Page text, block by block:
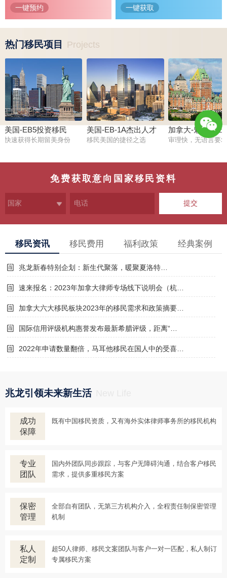
一键预约 一键获取
热门移民项目 Projects
美国-EB5投资移民
快速获得长期留美身份
美国-EB-1A杰出人才
移民美国的捷径之选
加拿大-魁省杰出
审理快，无语言要
免费获取意向国家移民资料
提交
移民资讯 移民费用 福利政策 经典案例
兆龙新春特别企划：新生代聚落，暖聚夏洛特…
速来报名：2023年加拿大律师专场线下说明会（杭…
加拿大六大移民板块2023年的移民需求和政策摘要…
国际信用评级机构惠誉发布最新希腊评级，距离“…
2022年申请数量翻倍，马耳他移民在国人中的受喜…
兆龙引领未来新生活
成功
保障
既有中国移民资质，又有海外实体律师事务所的移民机构
专业
团队
国内外团队同步跟踪，与客户无障碍沟通，结合客户移民
需求，提供多重移民方案
保密
管理
全部自有团队，无第三方机构介入，全程责任制保密管理
机制
私人
定制
超50人律师、移民文案团队与客户一对一匹配，私人制订
专属移民方案
1896649